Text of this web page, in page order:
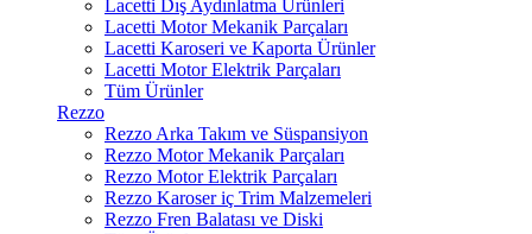
Lacetti Dış Aydınlatma Ürünleri
Lacetti Motor Mekanik Parçaları
Lacetti Karoseri ve Kaporta Ürünler
Lacetti Motor Elektrik Parçaları
Tüm Ürünler
Rezzo
Rezzo Arka Takım ve Süspansiyon
Rezzo Motor Mekanik Parçaları
Rezzo Motor Elektrik Parçaları
Rezzo Karoser iç Trim Malzemeleri
Rezzo Fren Balatası ve Diski